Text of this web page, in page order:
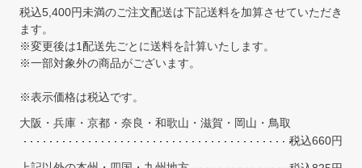
税込5,400円未満のご注文配送は下記送料を加算させていただき
ます。
※変更後は1配送先ごとに送料を計算いたします。
※一部対象外の商品がございます。
※表示価格は税込です。
大阪・兵庫・京都・奈良・和歌山・滋賀・岡山・鳥取
税込660円